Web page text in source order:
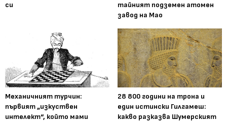
си
тайният подземен атомен
завод на Мао
Механичният турчин:
първият „изкуствен
интелект“, който мами
28 800 години на трона и
един истински Гилгамеш:
какво разказва Шумерският